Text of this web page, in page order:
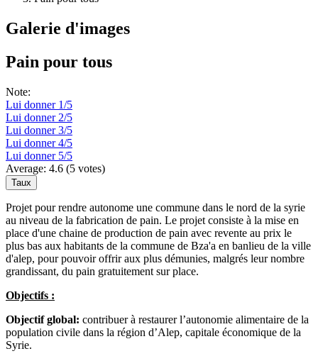
Galerie d'images
Pain pour tous
Note:
Lui donner 1/5
Lui donner 2/5
Lui donner 3/5
Lui donner 4/5
Lui donner 5/5
Average: 4.6 (5 votes)
Projet pour rendre autonome une commune dans le nord de la syrie
au niveau de la fabrication de pain. Le projet consiste à la mise en
place d'une chaine de production de pain avec revente au prix le
plus bas aux habitants de la commune de Bza'a en banlieu de la ville
d'alep, pour pouvoir offrir aux plus démunies, malgrés leur nombre
grandissant, du pain gratuitement sur place.
Objectifs :
Objectif global: contribuer à restaurer l’autonomie alimentaire de la
population civile dans la région d’Alep, capitale économique de la
Syrie.